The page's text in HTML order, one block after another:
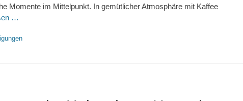
Momente im Mittelpunkt. In gemütlicher Atmosphäre mit Kaffee
…